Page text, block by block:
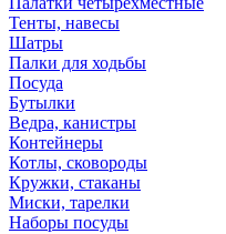
Тенты, навесы
Шатры
Палки для ходьбы
Посуда
Бутылки
Ведра, канистры
Контейнеры
Котлы, сковороды
Кружки, стаканы
Миски, тарелки
Наборы посуды